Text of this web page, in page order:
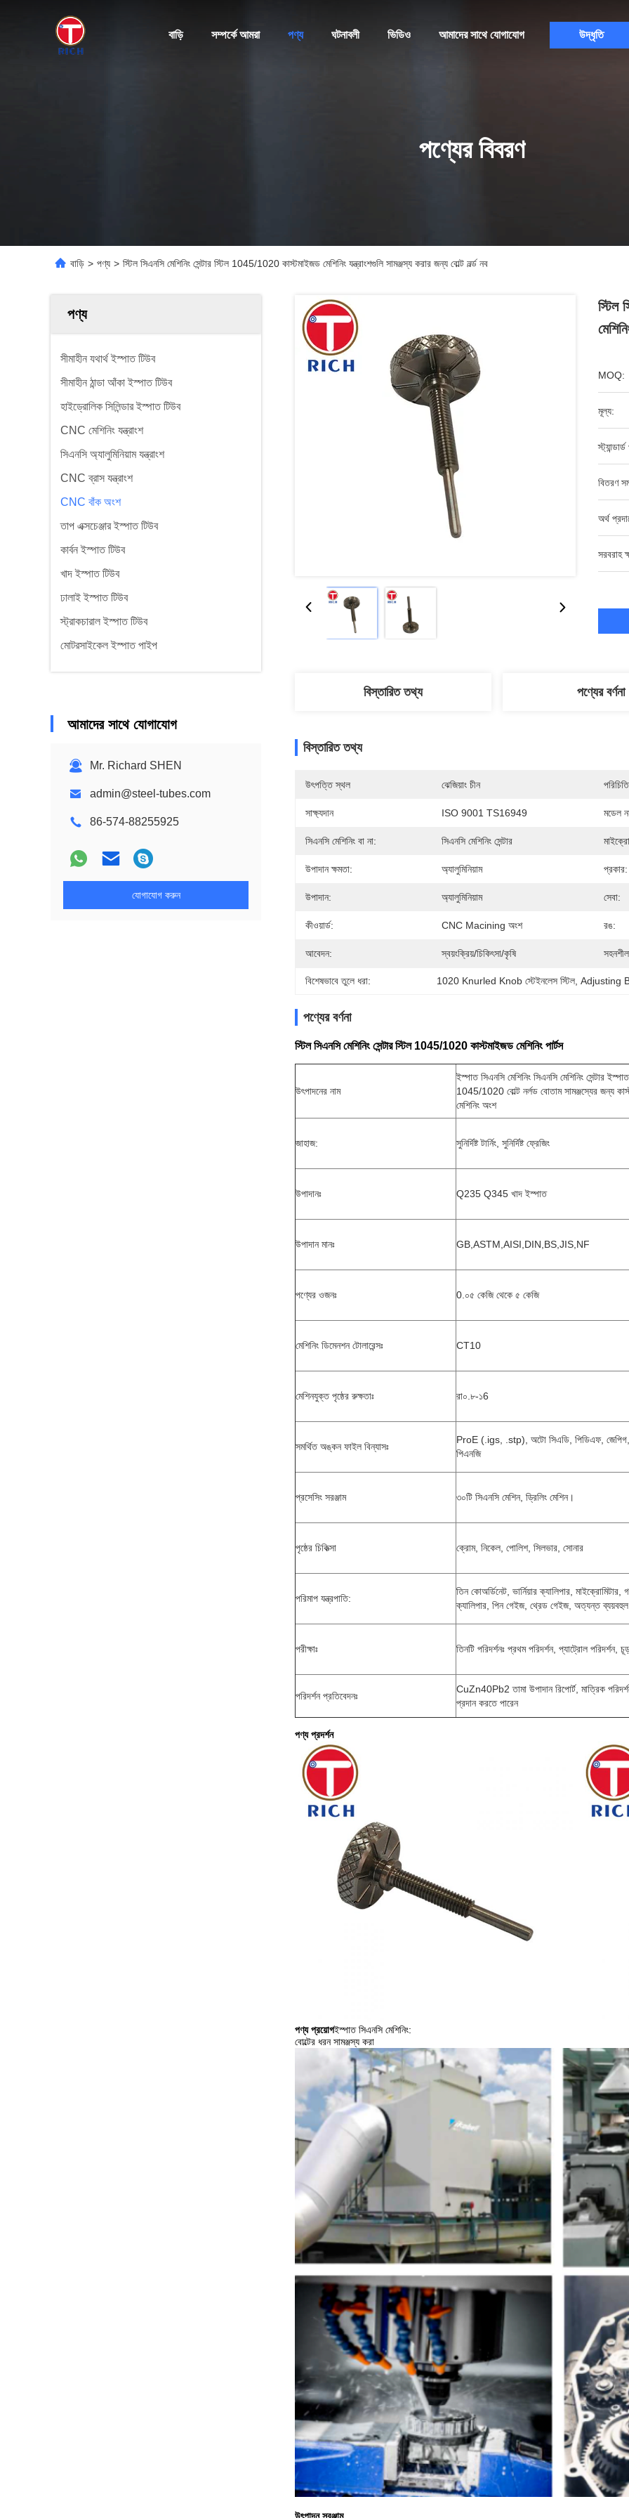
বাড়ি সম্পর্কে আমরা পণ্য ঘটনাবলী ভিডিও আমাদের সাথে যোগাযোগ উদ্ধৃতি
পণ্যের বিবরণ
বাড়ি > পণ্য > স্টিল সিএনসি মেশিনিং সেন্টার স্টিল 1045/1020 কাস্টমাইজড মেশিনিং যন্ত্রাংশগুলি সামঞ্জস্য করার জন্য বোল্ট নর্ল্ড নব
পণ্য
সীমাহীন যথার্থ ইস্পাত টিউব
সীমাহীন ঠান্ডা আঁকা ইস্পাত টিউব
হাইড্রোলিক সিলিন্ডার ইস্পাত টিউব
CNC মেশিনিং যন্ত্রাংশ
সিএনসি অ্যালুমিনিয়াম যন্ত্রাংশ
CNC ব্রাস যন্ত্রাংশ
CNC বাঁক অংশ
তাপ এক্সচেঞ্জার ইস্পাত টিউব
কার্বন ইস্পাত টিউব
খাদ ইস্পাত টিউব
ঢালাই ইস্পাত টিউব
স্ট্রাকচারাল ইস্পাত টিউব
মোটরসাইকেল ইস্পাত পাইপ
আমাদের সাথে যোগাযোগ
Mr. Richard SHEN
admin@steel-tubes.com
86-574-88255925
যোগাযোগ করুন
স্টিল
MOQ:
মূল্য:
বিতরণ
অর্থ
সরবরাহ
বিস্তারিত তথ্য পণ্যের বর্ণনা
বিস্তারিত তথ্য
উৎপত্তি স্থল ঝেজিয়াং চীন
সাক্ষ্যদান ISO 9001 TS16949 মডেল
সিএনসি মেশিনিং বা না: সিএনসি মেশিনিং সেন্টার মাইক্রো
উপাদান ক্ষমতা: অ্যালুমিনিয়াম প্রকার:
উপাদান: অ্যালুমিনিয়াম সেবা:
কীওয়ার্ড: CNC Macining অংশ রঙ:
আবেদন: স্বয়ংক্রিয়/চিকিৎসা/কৃষি
বিশেষভাবে তুলে ধরা: 1020 Knurled Knob স্টেইনলেস স্টিল , Adjusting
পণ্যের বর্ণনা
স্টিল সিএনসি মেশিনিং সেন্টার স্টিল 1045/1020 কাস্টমাইজড মেশিনিং পার্টস
উৎপাদনের নাম
ইস্পাত সিএনসি মেশিনিং সিএনসি মেশিনিং সেন্টার ইস্পাত
1045/1020 বোল্ট নর্লড বোতাম সামঞ্জস্যের জন্য
মেশিনিং অংশ
জাহাজ: সুনির্দিষ্ট টার্নিং, সুনির্দিষ্ট ফ্রেজিং
উপাদানঃ Q235 Q345 খাদ ইস্পাত
উপাদান মানঃ GB,ASTM,AISI,DIN,BS,JIS,NF
পণ্যের ওজনঃ 0.০৫ কেজি থেকে ৫ কেজি
মেশিনিং ডিমেনশন টোলারেন্সঃ CT10
মেশিনযুক্ত পৃষ্ঠের রুক্ষতাঃ রা০.৮-১6
সমর্থিত অঙ্কন ফাইল বিন্যাসঃ
ProE (.igs, .stp), অটো সিএডি, পিডিএফ, জেপিগ,
পিএনজি
প্রসেসিং সরঞ্জাম ৩০টি সিএনসি মেশিন, ড্রিলিং মেশিন।
পৃষ্ঠের চিকিত্সা ক্রোম, নিকেল, পোলিশ, সিলভার, সোনার
পরিমাপ যন্ত্রপাতি:
তিন কোঅর্ডিনেট, ভার্নিয়ার ক্যালিপার, মাইক্রোমিটার,
ক্যালিপার, পিন গেইজ, থ্রেড গেইজ, অত্যন্ত ব্যয়বহুল
পরীক্ষাঃ তিনটি পরিদর্শনঃ প্রথম পরিদর্শন, প্যাট্রোল পরিদর্শন,
পরিদর্শন প্রতিবেদনঃ
CuZn40Pb2 তামা উপাদান রিপোর্ট, মাত্রিক
প্রদান করতে পারেন
পণ্য প্রদর্শন
পণ্য প্রয়োগইস্পাত সিএনসি মেশিনিং:
বোল্টের ধরন সামঞ্জস্য করা